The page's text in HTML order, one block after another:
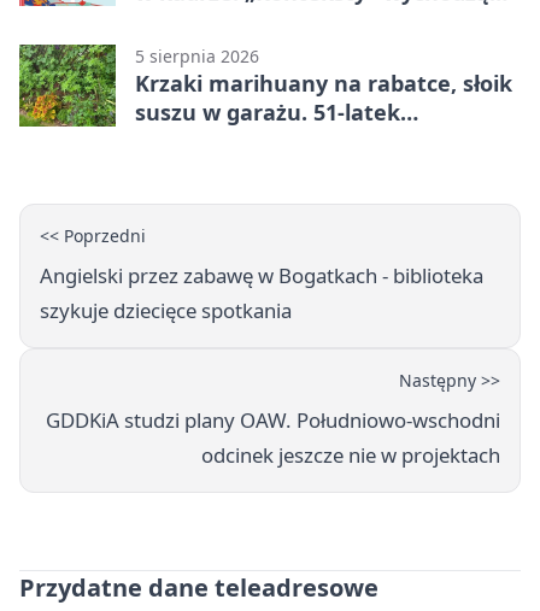
5 sierpnia 2026
Krzaki marihuany na rabatce, słoik
suszu w garażu. 51-latek
<< Poprzedni
Angielski przez zabawę w Bogatkach - biblioteka
szykuje dziecięce spotkania
Następny >>
GDDKiA studzi plany OAW. Południowo-wschodni
odcinek jeszcze nie w projektach
Przydatne dane teleadresowe